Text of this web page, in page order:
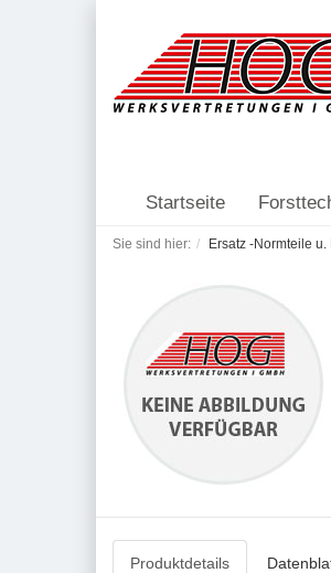
Startseite
Sie sind hier: Ersatz -Normteile u.
Produktdetails